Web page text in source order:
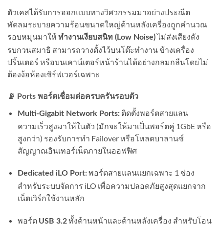
ตัวเคสได้รับการออกแบบทางวิศวกรรมมาอย่างประณีต
พัดลมระบายความร้อนขนาดใหญ่ด้านหลังเครื่องถูกคำนวณ
รอบหมุนมาให้ทำงานเงียบสนิท (Low Noise)ไม่ส่งเสียงดัง
รบกวนสมาธิ สามารถวางตั้งไว้บนโต๊ะทำงาน ข้างเครื่อง
ปริ้นเตอร์ หรือบนเคาน์เตอร์หน้าร้านได้อย่างกลมกลืนโดยไม่
ต้องง้อห้องเซิร์ฟเวอร์เฉพาะ
📡 Ports พอร์ตเชื่อมต่อครบครันรอบตัว
Multi-Gigabit Network Ports:ติดตั้งพอร์ตสายแลน
ความเร็วสูงมาให้ในตัว (มักจะให้มาเป็นพอร์ตคู่ 1GbE หรือ
สูงกว่า) รองรับการทำ Failover หรือโหลดบาลานซ์
สัญญาณอินเทอร์เน็ตภายในออฟฟิศ
Dedicated iLO Port:พอร์ตสายแลนแยกเฉพาะ 1 ช่อง
สำหรับระบบจัดการ iLO เพื่อความปลอดภัยสูงสุดแยกจาก
เน็ตเวิร์กใช้งานหลัก
พอร์ต USB 3.2ทั้งด้านหน้าและด้านหลังเครื่อง สำหรับโอน